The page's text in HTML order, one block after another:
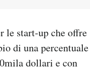
le start-up che offre
di una percentuale
dollari e con